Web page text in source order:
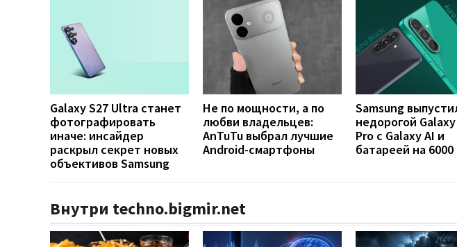
Galaxy S27 Ultra станет
фотографировать
иначе: инсайдер
раскрыл секрет новых
объективов Samsung
Не по мощности, а по
любви владельцев:
AnTuTu выбрал лучшие
Android-смартфоны
Samsung
недорогой Galaxy
Pro с Galaxy AI и
батареей на 6000
Внутри techno.bigmir.net